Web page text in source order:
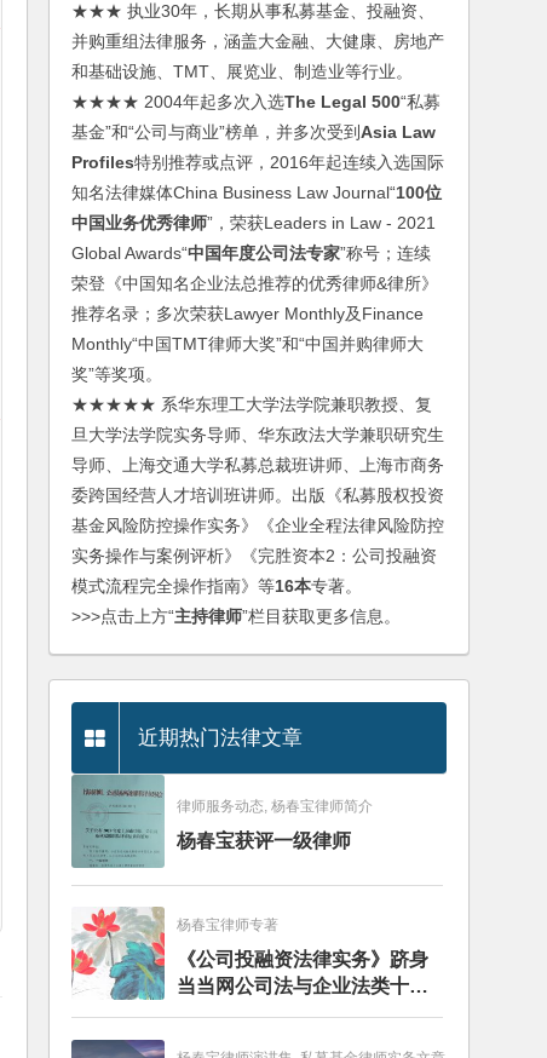
★★★ 执业30年，长期从事私募基金、投融资、
并购重组法律服务，涵盖大金融、大健康、房地产
和基础设施、TMT、展览业、制造业等行业。
★★★★ 2004年起多次入选The Legal 500“私募
基金”和“公司与商业”榜单，并多次受到Asia Law
Profiles特别推荐或点评，2016年起连续入选国际
知名法律媒体China Business Law Journal“100位
中国业务优秀律师”，荣获Leaders in Law - 2021
Global Awards“中国年度公司法专家”称号；连续
荣登《中国知名企业法总推荐的优秀律师&律所》
推荐名录；多次荣获Lawyer Monthly及Finance
Monthly“中国TMT律师大奖”和“中国并购律师大
奖”等奖项。
★★★★★ 系华东理工大学法学院兼职教授、复
旦大学法学院实务导师、华东政法大学兼职研究生
导师、上海交通大学私募总裁班讲师、上海市商务
委跨国经营人才培训班讲师。出版《私募股权投资
基金风险防控操作实务》《企业全程法律风险防控
实务操作与案例评析》《完胜资本2：公司投融资
模式流程完全操作指南》等16本专著。
>>>点击上方“主持律师”栏目获取更多信息。
近期热门法律文章
律师服务动态, 杨春宝律师简介
杨春宝获评一级律师
杨春宝律师专著
《公司投融资法律实务》跻身
当当网公司法与企业法类十大
畅销图书榜